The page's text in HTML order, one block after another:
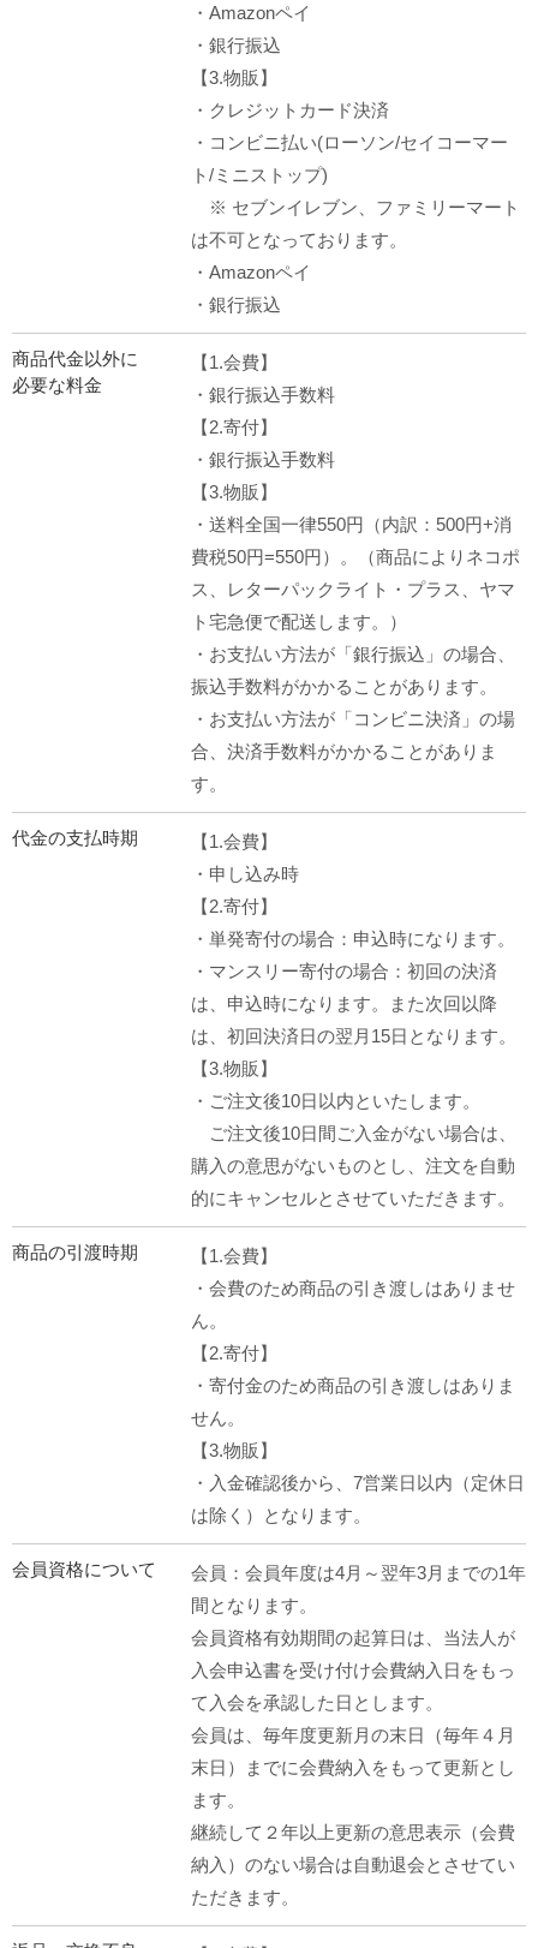
・Amazonペイ
・銀行振込
【3.物販】
・クレジットカード決済
・コンビニ払い(ローソン/セイコーマー
ト/ミニストップ)
※ セブンイレブン、ファミリーマート
は不可となっております。
・Amazonペイ
・銀行振込
商品代金以外に
必要な料金
【1.会費】
・銀行振込手数料
【2.寄付】
・銀行振込手数料
【3.物販】
・送料全国一律550円（内訳：500円+消
費税50円=550円）。（商品によりネコポ
ス、レターパックライト・プラス、ヤマ
ト宅急便で配送します。）
・お支払い方法が「銀行振込」の場合、
振込手数料がかかることがあります。
・お支払い方法が「コンビニ決済」の場
合、決済手数料がかかることがありま
す。
代金の支払時期
【1.会費】
・申し込み時
【2.寄付】
・単発寄付の場合：申込時になります。
・マンスリー寄付の場合：初回の決済
は、申込時になります。また次回以降
は、初回決済日の翌月15日となります。
【3.物販】
・ご注文後10日以内といたします。
ご注文後10日間ご入金がない場合は、
購入の意思がないものとし、注文を自動
的にキャンセルとさせていただきます。
商品の引渡時期
【1.会費】
・会費のため商品の引き渡しはありませ
ん。
【2.寄付】
・寄付金のため商品の引き渡しはありま
せん。
【3.物販】
・入金確認後から、7営業日以内（定休日
は除く）となります。
会員資格について
会員：会員年度は4月～翌年3月までの1年
間となります。
会員資格有効期間の起算日は、当法人が
入会申込書を受け付け会費納入日をもっ
て入会を承認した日とします。
会員は、毎年度更新月の末日（毎年４月
末日）までに会費納入をもって更新とし
ます。
継続して２年以上更新の意思表示（会費
納入）のない場合は自動退会とさせてい
ただきます。